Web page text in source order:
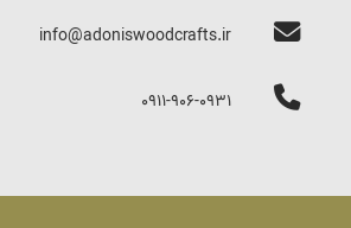
info@adoniswoodcrafts.ir
0911-906-0931